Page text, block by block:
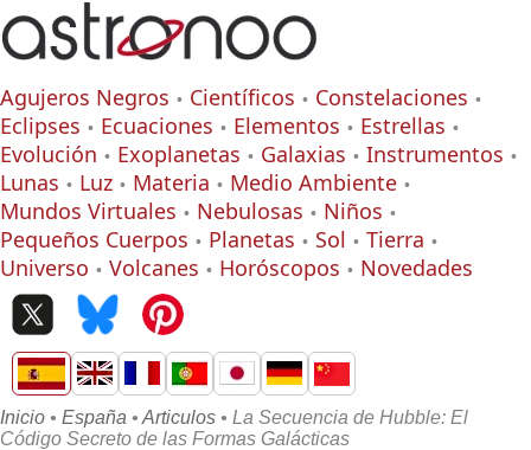
Agujeros Negros Científicos
Constelaciones
Eclipses
Ecuaciones Elementos
Estrellas
Evolución
Exoplanetas Galaxias
Instrumentos
Lunas
Luz Materia
Medio Ambiente
Mundos Virtuales
Nebulosas
Niños
Pequeños Cuerpos
Planetas Sol
Tierra
Universo
Volcanes Horóscopos Novedades
Inicio • España • Articulos • La Secuencia de Hubble: El
Código Secreto de las Formas Galácticas